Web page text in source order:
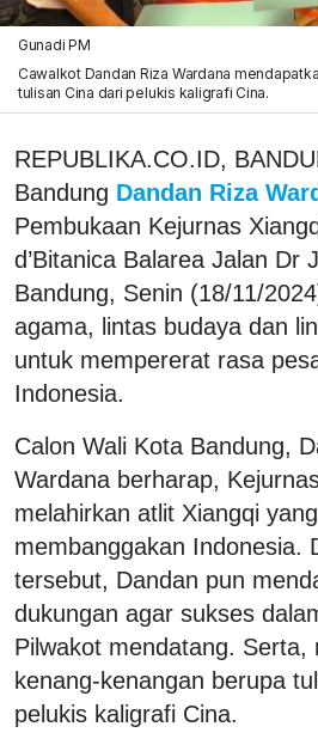
Gunadi PM
Cawalkot Dandan Riza Wardana
tulisan Cina dari pelukis kaligrafi Cina.
REPUBLIKA.CO.ID,
Bandung Dandan Riza
Pembukaan Kejurnas
d’Bitanica Balarea Jalan Dr
Bandung, Senin (18/11/
agama, lintas budaya dan
untuk mempererat rasa
Indonesia.
Calon Wali Kota Bandung,
Wardana berharap,
melahirkan atlit Xiangqi
membanggakan Indonesia.
tersebut, Dandan pun
dukungan agar sukses
Pilwakot mendatang. Serta,
kenang-kenangan berupa
pelukis kaligrafi Cina.